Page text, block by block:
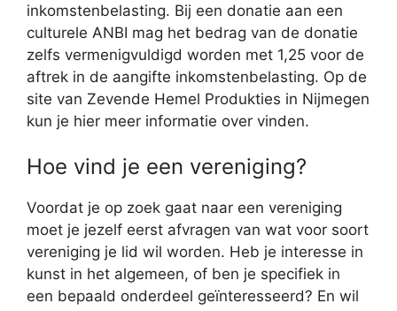
inkomstenbelasting. Bij een donatie aan een
culturele ANBI mag het bedrag van de donatie
zelfs vermenigvuldigd worden met 1,25 voor de
aftrek in de aangifte inkomstenbelasting. Op de
site van Zevende Hemel Produkties in Nijmegen
kun je hier meer informatie over vinden.
Hoe vind je een vereniging?
Voordat je op zoek gaat naar een vereniging
moet je jezelf eerst afvragen van wat voor soort
vereniging je lid wil worden. Heb je interesse in
kunst in het algemeen, of ben je specifiek in
een bepaald onderdeel geïnteresseerd? En wil